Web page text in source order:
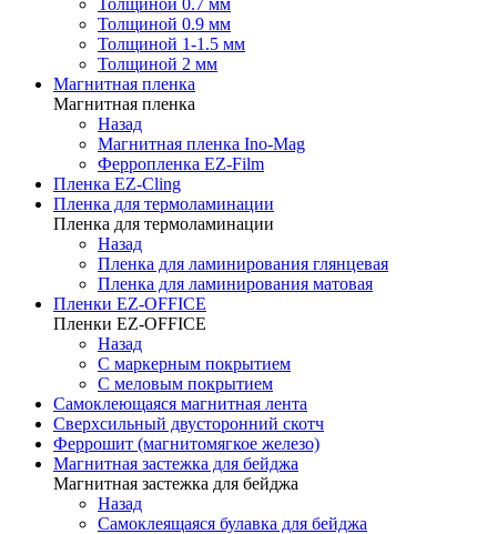
Толщиной 0.7 мм
Толщиной 0.9 мм
Толщиной 1-1.5 мм
Толщиной 2 мм
Магнитная пленка
Магнитная пленка
Назад
Магнитная пленка Ino-Mag
Ферропленка EZ-Film
Пленка EZ-Cling
Пленка для термоламинации
Пленка для термоламинации
Назад
Пленка для ламинирования глянцевая
Пленка для ламинирования матовая
Пленки EZ-OFFICE
Пленки EZ-OFFICE
Назад
С маркерным покрытием
С меловым покрытием
Самоклеющаяся магнитная лента
Сверхсильный двусторонний скотч
Феррошит (магнитомягкое железо)
Магнитная застежка для бейджа
Магнитная застежка для бейджа
Назад
Самоклеящаяся булавка для бейджа